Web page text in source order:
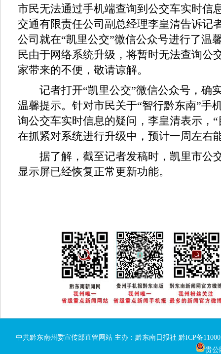
市民无法通过手机端查询到公交车实时信
交通有限责任公司副总经理李皇清告诉记
公司就在“凯里公交”微信公众号进行了温
民由于网络系统升级，将暂时无法查询公
家带来的不便，敬请谅解。
记者打开“凯里公交”微信公众号，确
温馨提示。针对市民关于“智行黔东南”手
询公交车实时信息的疑问，李皇清表示，
在抓紧对系统进行升级中，预计一周左右
据了解，截至记者发稿时，凯里市公
显示屏已经恢复正常更新功能。
中共黔东南州委宣传部直管网站 主办：黔东南日报社 黔ICP备
贵公